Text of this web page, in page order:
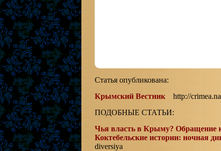
Статья опубликована:
Крымский Вестникhttp://
ПОДОБНЫЕ СТАТЬИ:
Чья власть в Крыму? Обращение
Коктебельские истории: ночная
diversiya